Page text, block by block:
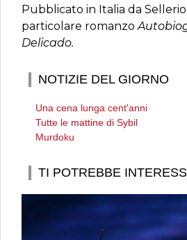
Pubblicato in Italia da Sellerio
particolare romanzo
Delicado.
NOTIZIE DEL GIORNO
Una cena lunga cent'anni
Tutte le mattine di Sybil
Murdoku
TI POTREBBE